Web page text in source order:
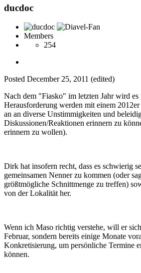
ducdoc
Members
254
Posted December 25, 2011 (edited)
Nach dem "Fiasko" im letzten Jahr wird es
Herausforderung werden mit einem
an an diverse Unstimmigkeiten und
Diskussionen/Reaktionen erinnern zu
erinnern zu wollen).
Dirk hat insofern recht, dass es schwierig
gemeinsamen Nenner zu kommen (oder
größtmögliche Schnittmenge zu treffen)
von der Lokalität her.
Wenn ich Maso richtig verstehe, will er
Februar, sondern bereits einige Monate
Konkretisierung, um persönliche Termine
können.